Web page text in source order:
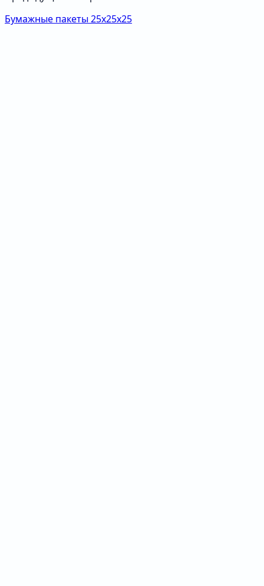
Бумажные пакеты 25х25х25